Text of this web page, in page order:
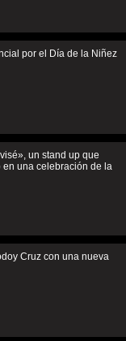
por el Día de la Niñez
un stand up que
en una celebración de la
Cruz con una nueva